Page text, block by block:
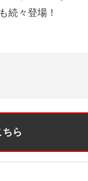
続々登場！
ちら